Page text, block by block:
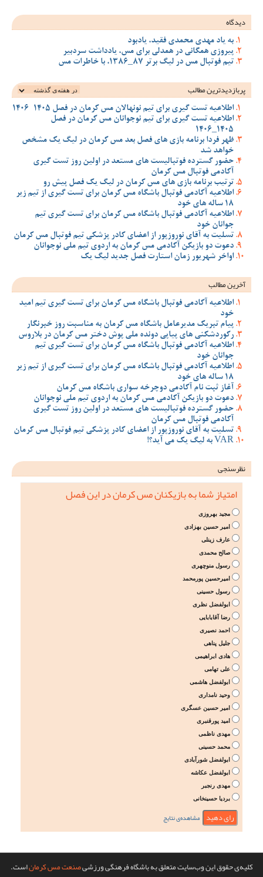
دیدگاه
به یاد مهدی محمدی فقید، یادبود
پیروزی همگانی در همدلی برای مس، یادداشت سردبیر
تیم فوتبال مس در لیگ برتر 87_1386، با خاطرات مس
پربازدیدترین‌ مطالب
اطلاعیه تست گیری برای تیم نونهالان مس کرمان در فصل 1405-1406
اطلاعیه تست گیری برای تیم نوجوانان مس کرمان در فصل
1405_1406
ظهر فردا برنامه بازی های فصل بعد مس کرمان در لیگ یک مشخص
خواهد شد
حضور گسترده فوتبالیست های مستعد در اولین روز تست گیری
آکادمی فوتبال مس کرمان
ترتیب برنامه بازی های مس کرمان در لیگ یک فصل پیش رو
اطلاعیه آکادمی فوتبال باشگاه مس کرمان برای تست گیری از تیم زیر
18 ساله های خود
اطلاعیه آکادمی فوتبال باشگاه مس کرمان برای تست گیری تیم
جوانان خود
تسلیت به آقای نوروزپور از اعضای کادر پزشکی تیم فوتبال مس کرمان
دعوت دو بازیکن آکادمی مس کرمان به اردوی تیم ملی نوجوانان
اواخر شهریور زمان استارت فصل جدید لیگ یک
آخرین مطالب
اطلاعیه آکادمی فوتبال باشگاه مس کرمان برای تست گیری تیم امید
خود
پیام تبریک مدیرعامل باشگاه مس کرمان به مناسبت روز خبرنگار
رکوردشکنی های پیاپی دونده ملی پوش دختر مس کرمان در بلاروس
اطلاعیه آکادمی فوتبال باشگاه مس کرمان برای تست گیری تیم
جوانان خود
اطلاعیه آکادمی فوتبال باشگاه مس کرمان برای تست گیری از تیم زیر
18 ساله های خود
آغاز ثبت نام آکادمی دوچرخه سواری باشگاه مس کرمان
دعوت دو بازیکن آکادمی مس کرمان به اردوی تیم ملی نوجوانان
حضور گسترده فوتبالیست های مستعد در اولین روز تست گیری
آکادمی فوتبال مس کرمان
تسلیت به آقای نوروزپور از اعضای کادر پزشکی تیم فوتبال مس کرمان
VAR به لیگ یک می آید؟!
نظرسنجی
امتیاز شما به بازیکنان مس کرمان در این فصل
مجید بهروزی
امیر حسین بهزادی
عارف زینلی
صالح محمدی
رسول منوچهری
امیرحسین پورمحمد
رسول حسینی
ابولفضل نظری
رضا آقابابایی
احمد نصیری
جلیل پناهی
هادی ابراهیمی
علی تهامی
ابولفضل هاشمی
وحید نامداری
امیر حسین عسگری
امید پورقنبری
مهدی ناظمی
محمد حسینی
ابولفضل شورآبادی
ابولفضل عکاشه
مهدی رنجبر
بردیا حسینخانی
مشاهده‌ی نتایج
کلیه‌ی حقوق این وب‌سایت متعلق به باشگاه فرهنگی ورزشیصنعت مس کرماناست.